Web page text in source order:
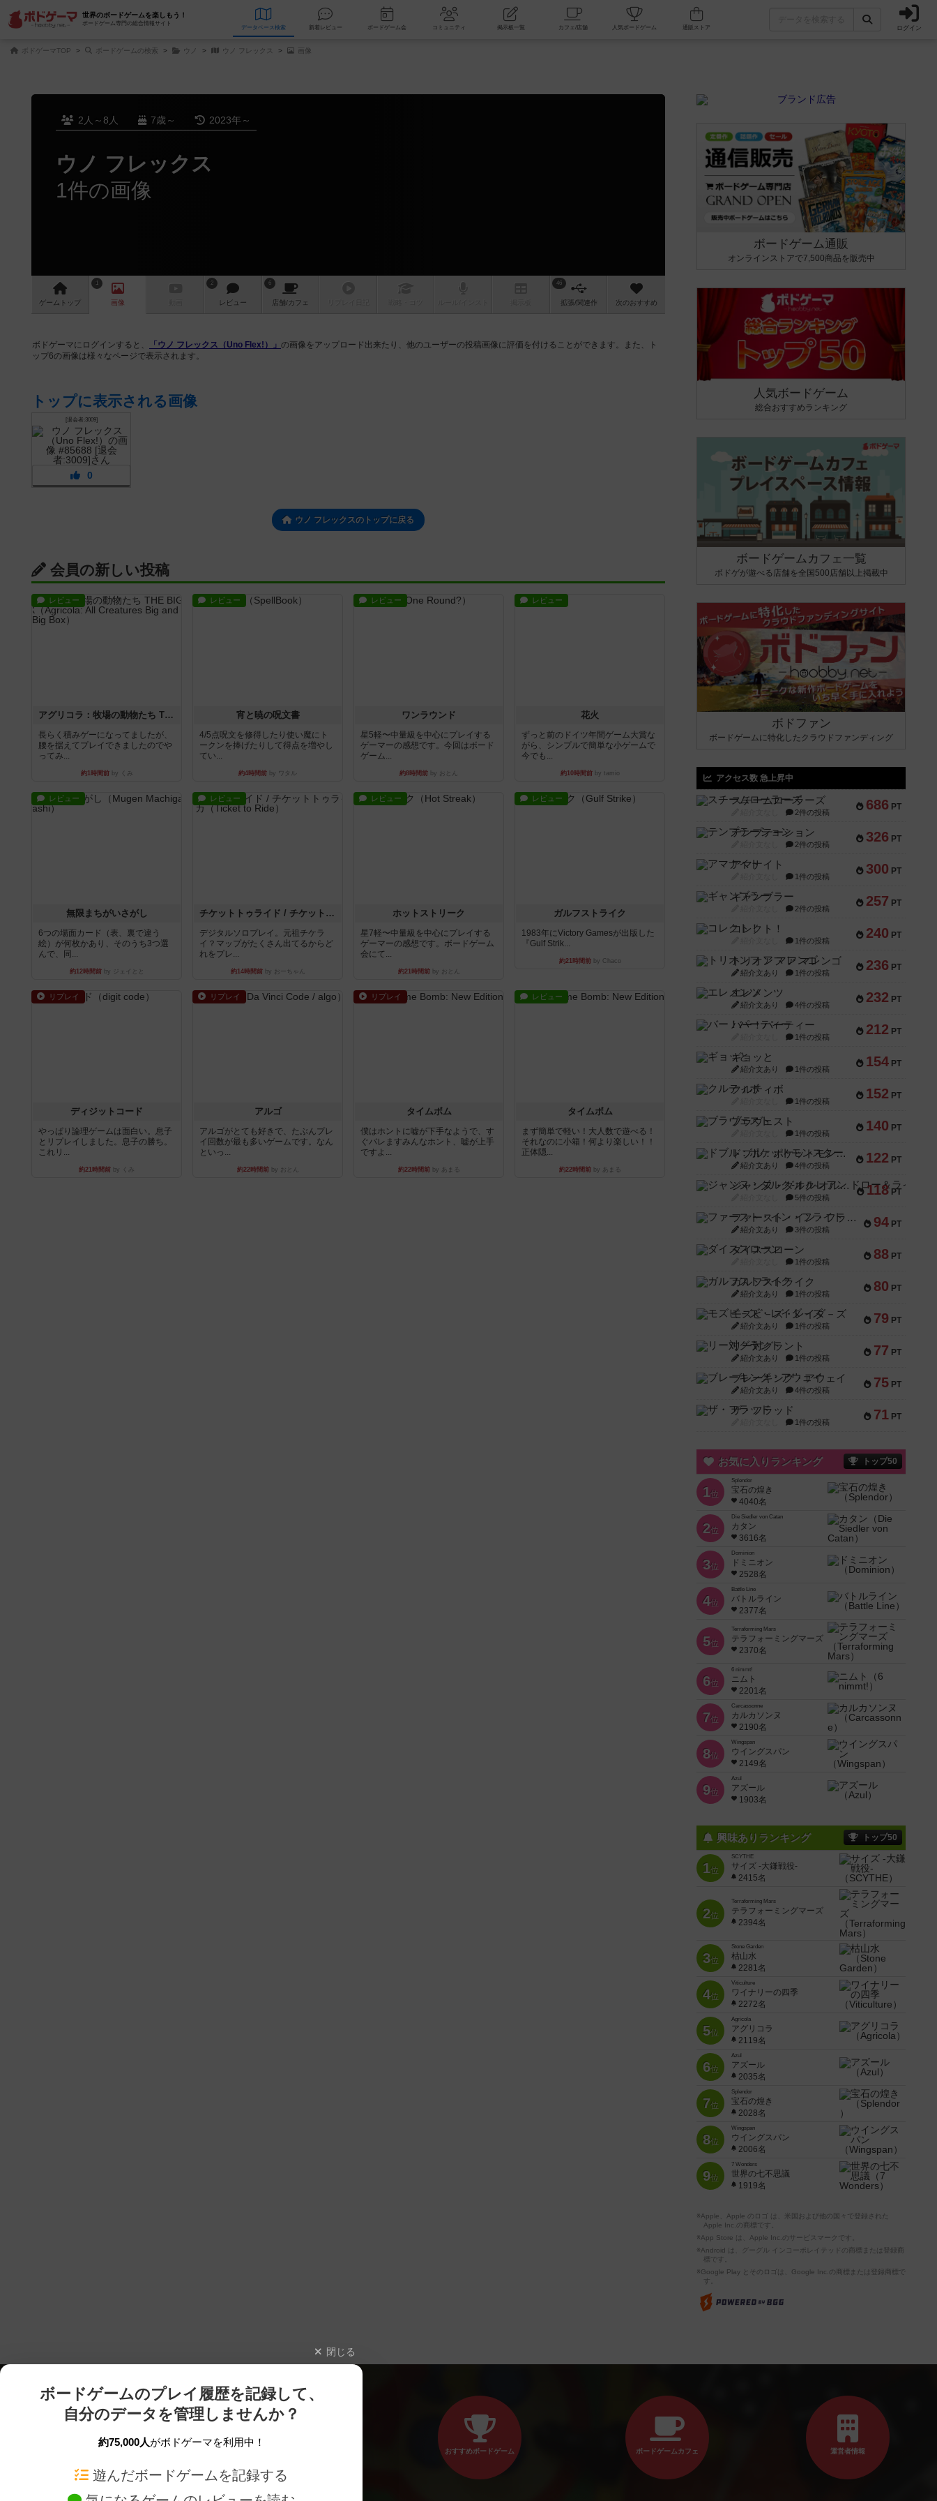
世界のボードゲームを楽しもう！
ボードゲーム専門の総合情報サイト
データベース 検索 新着レビュー ボードゲーム会 コミュニティ 掲示板一覧 カフェ/店舗 人気ボードゲーム ログイン
ボドゲーマTOP ボードゲームの検索 ウノ ウノ フレックス 画像
2人～8人 7歳～ 2023年～
ウノ フレックス
1件の画像
ゲーム トップ
1
画像
2
レビュー
6
店舗/カフェ
46
拡張/関連作 次のおすすめ
ボドゲーマにログインすると、 「ウノ フレックス（Uno Flex!）」 の画像をアップロード出来たり、他のユーザーの投稿画像に評価を付けることができます。また、ト
ップ6の画像は様々なページで表示されます。
トップに表示される画像
[退会者:3009]
0
ウノ フレックスのトップに戻る
会員の新しい投稿
レビュー
アグリコラ：牧場の動物たち THE BIG BOX
長らく積みゲーになってましたが、
腰を据えてプレイできましたのでや
ってみ...
約1時間前by くみ
レビュー
宵と暁の呪文書
4/5点呪文を修得したり使い魔にト
ークンを捧げたりして得点を増やし
てい...
約4時間前 by ワタル
レビュー
ワンラウンド
星5軽〜中量級を中心にプレイする
ゲーマーの感想です。今回はボード
ゲーム...
約8時間前 by おとん
レビュー
花火
ずっと前のドイツ年間ゲーム大賞な
がら、シンプルで簡単な小ゲームで
今でも...
約10時間前by tamio
レビュー
無限まちがいさがし
6つの場面カード（表、裏で違う
絵）が何枚かあり、そのうち3つ選
んで、同...
約12時間前by ジェイとと
レビュー
チケットトゥライド / チケットトゥライドアメリカ
デジタルソロプレイ。元祖チケラ
イ？マップがたくさん出てるからど
れをプレ...
約14時間前by おーちゃん
レビュー
ホットストリーク
星7軽〜中量級を中心にプレイする
ゲーマーの感想です。ボードゲーム
会にて...
約21時間前by おとん
レビュー
ガルフストライク
1983年にVictory Gamesが出版した
『Gulf Strik...
約21時間前by Chaco
リプレイ
ディジットコード
やっぱり論理ゲームは面白い。息子
とリプレイしました。息子の勝ち。
これリ...
約21時間前 by くみ
リプレイ
アルゴ
アルゴがとても好きで、たぶんプレ
イ回数が最も多いゲームです。なん
といっ...
約22時間前by おとん
リプレイ
タイムボム
僕はホントに嘘が下手なようで、す
ぐバレますみんなホント、嘘が上手
ですよ...
約22時間前by あまる
レビュー
タイムボム
まず簡単で軽い！大人数で遊べる！
それなのに小箱！何より楽しい！！
正体隠...
約22時間前by あまる
ボードゲーム通販
オンラインストアで7,500商品を販売中
人気ボードゲーム
総合おすすめランキング
ボードゲームカフェ一覧
ボドゲが遊べる店舗を全国500店舗以上掲載中
ボドファン
ボードゲームに特化したクラウドファンディング
アクセス数 急上昇中
686 PT
スチームローラーズ
2件の投稿
326 PT
テンプテーション
2件の投稿
300 PT
アマナイト
1件の投稿
257 PT
ギャンブラー
2件の投稿
240 PT
コレクト！
1件の投稿
236 PT
トリオンフ ア マレンゴ
紹介文あり 1件の投稿
232 PT
エレメンツ
紹介文あり 4件の投稿
212 PT
バー！パーティー
1件の投稿
154 PT
ギョッと
紹介文あり 1件の投稿
152 PT
クルティボ
1件の投稿
140 PT
ブラヴェスト
1件の投稿
122 PT
ドブル：ポケットモンスター
紹介文あり 4件の投稿
118 PT
ジャンヌ・ダルク-オルレアン ドロー＆ライト
5件の投稿
94 PT
ファースト・イン・フライト
紹介文あり 3件の投稿
88 PT
ダイススローン
1件の投稿
80 PT
ガルフストライク
紹介文あり 1件の投稿
79 PT
モズビ－ズ・レイダ－ズ
紹介文あり 1件の投稿
77 PT
リー対グラント
紹介文あり 1件の投稿
75 PT
ブレーキング・アウェイ
紹介文あり 4件の投稿
71 PT
ザ・フラッド
1件の投稿
お気に入りランキング トップ50
1位
Splendor
宝石の煌き
4040名
2位
Die Siedler von Catan
カタン
3616名
3位
Dominion
ドミニオン
2528名
4位
Battle Line
バトルライン
2377名
5位
Terraforming Mars
テラフォーミングマーズ
2370名
6位
6 nimmt!
ニムト
2201名
7位
Carcassonne
カルカソンヌ
2190名
8位
Wingspan
ウイングスパン
2149名
9位
Azul
アズール
1903名
興味ありランキング トップ50
1位
SCYTHE
サイズ -大鎌戦役-
2415名
2位
Terraforming Mars
テラフォーミングマーズ
2394名
3位
Stone Garden
枯山水
2281名
4位
Viticulture
ワイナリーの四季
2272名
5位
Agricola
アグリコラ
2119名
6位
Azul
アズール
2035名
7位
Splendor
宝石の煌き
2028名
8位
Wingspan
ウイングスパン
2006名
9位
7 Wonders
世界の七不思議
1919名
※Apple、Apple のロゴ は、米国および他の国々で登録された
Apple Inc.の商標です。
※App Store は、Apple Inc.のサービスマークです。
※Android は、グーグル インコーポレイテッドの商標または登録商
標です。
※Google Play とそのロゴは、Google Inc.の商標または登録商標で
す。
閉じる
ボードゲームのプレイ履歴を記録して、
自分のデータを管理しませんか？
約75,000人がボドゲーマを利用中！
遊んだボードゲームを記録する
おすすめボードゲーム ボードゲームカフェ 運営者情報